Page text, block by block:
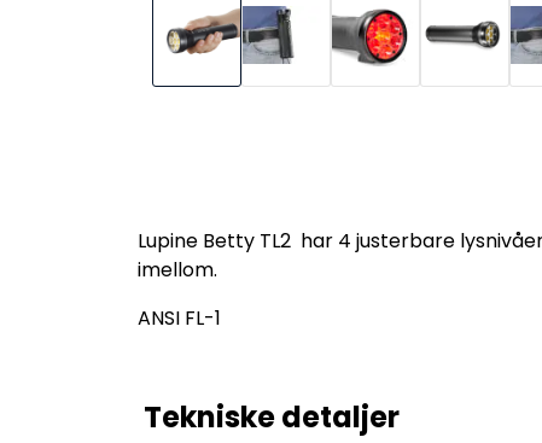
Lupine Betty TL2 har 4 justerbare
imellom.
ANSI FL-1
Tekniske detaljer